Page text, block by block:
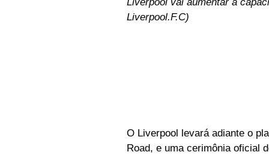
Liverpool.F.C)
O Liverpool levará adiante o
Road, e uma cerimônia oficial